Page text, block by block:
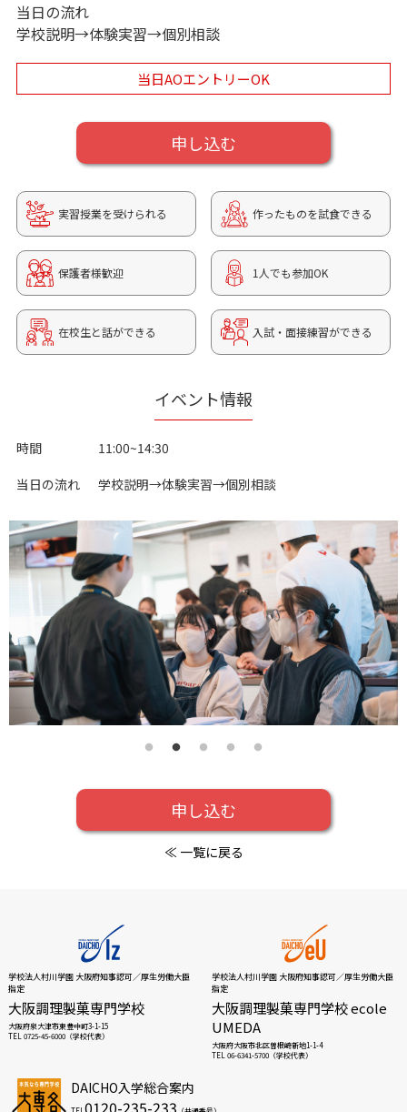
当日の流れ
学校説明→体験実習→個別相談
当日AOエントリーOK
申し込む
実習授業を受けられる 作ったものを試食できる
保護者様歓迎 1人でも参加OK
在校生と話ができる 入試・面接練習ができる
イベント情報
時間
11:00~14:30
当日の流れ
学校説明→体験実習→個別相談
申し込む
≪ 一覧に戻る
学校法人村川学園 大阪府知事認可／厚生労働大臣
指定
大阪調理製菓専門学校
大阪府泉大津市東豊中町3-1-15
TEL 0725-45-6000（学校代表）
学校法人村川学園 大阪府知事認可／厚生労働大臣
指定
大阪調理製菓専門学校 ecole
UMEDA
大阪府大阪市北区曽根崎新地1-1-4
TEL 06-6341-5700（学校代表）
DAICHO入学総合案内
0120-235-233